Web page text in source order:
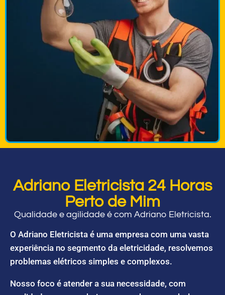
Adriano Eletricista 24 Horas
Perto de Mim
Qualidade e agilidade é com Adriano Eletricista.
O Adriano Eletricista é uma empresa com uma vasta
experiência no segmento da eletricidade, resolvemos
problemas elétricos simples e complexos.
Nosso foco é atender a sua necessidade, com